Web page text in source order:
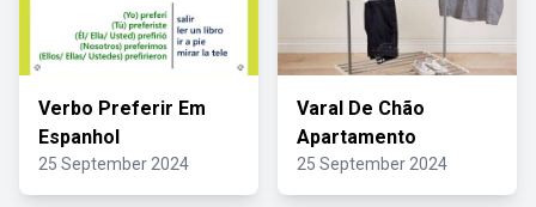
Verbo Preferir Em
Espanhol
25 September 2024
Varal De Chão
Apartamento
25 September 2024